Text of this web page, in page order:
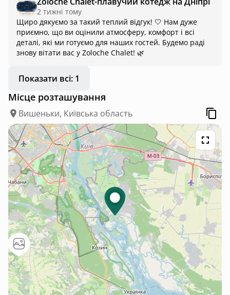
2 тижні тому
Щиро дякуємо за такий теплий відгук! 🤍 Нам дуже
приємно, що ви оцінили атмосферу, комфорт і всі
деталі, які ми готуємо для наших гостей. Будемо раді
знову вітати вас у Zoloche Chalet! 🌿
Показати всі: 1
Місце розташування
Вишеньки, Київська область